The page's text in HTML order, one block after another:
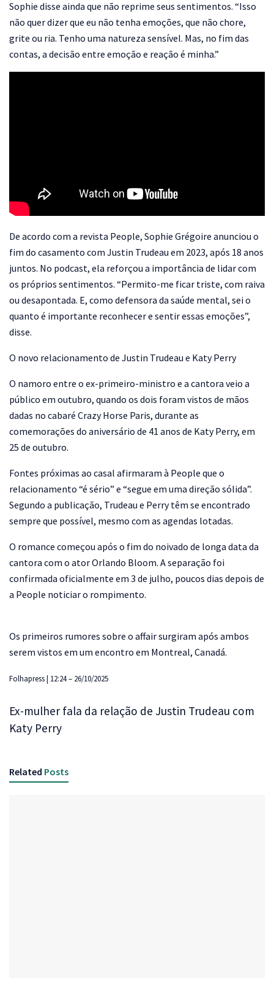
Sophie disse ainda que não reprime seus sentimentos. “Isso
não quer dizer que eu não tenha emoções, que não chore,
grite ou ria. Tenho uma natureza sensível. Mas, no fim das
contas, a decisão entre emoção e reação é minha.”
De acordo com a revista People, Sophie Grégoire anunciou o
fim do casamento com Justin Trudeau em 2023, após 18 anos
juntos. No podcast, ela reforçou a importância de lidar com
os próprios sentimentos. “Permito-me ficar triste, com raiva
ou desapontada. E, como defensora da saúde mental, sei o
quanto é importante reconhecer e sentir essas emoções”,
disse.
O novo relacionamento de Justin Trudeau e Katy Perry
O namoro entre o ex-primeiro-ministro e a cantora veio a
público em outubro, quando os dois foram vistos de mãos
dadas no cabaré Crazy Horse Paris, durante as
comemorações do aniversário de 41 anos de Katy Perry, em
25 de outubro.
Fontes próximas ao casal afirmaram à People que o
relacionamento “é sério” e “segue em uma direção sólida”.
Segundo a publicação, Trudeau e Perry têm se encontrado
sempre que possível, mesmo com as agendas lotadas.
O romance começou após o fim do noivado de longa data da
cantora com o ator Orlando Bloom. A separação foi
confirmada oficialmente em 3 de julho, poucos dias depois de
a People noticiar o rompimento.
Os primeiros rumores sobre o affair surgiram após ambos
serem vistos em um encontro em Montreal, Canadá.
Folhapress | 12:24 – 26/10/2025
Ex-mulher fala da relação de Justin Trudeau com
Katy Perry
Related Posts